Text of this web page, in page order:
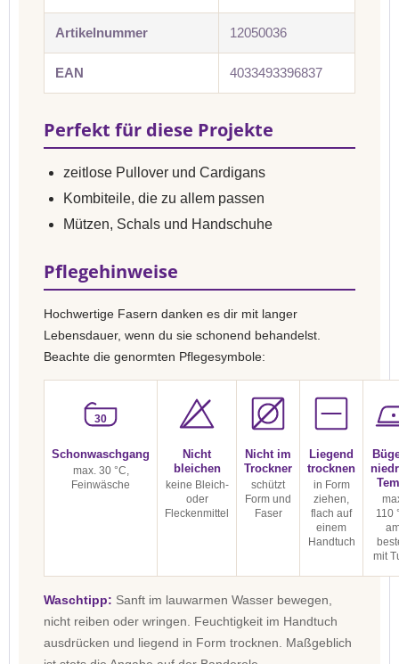
Artikelnummer 12050036
EAN 4033493396837
Perfekt für diese Projekte
zeitlose Pullover und Cardigans
Kombiteile, die zu allem passen
Mützen, Schals und Handschuhe
Pflegehinweise
Hochwertige Fasern danken es dir mit langer
Lebensdauer, wenn du sie schonend behandelst.
Beachte die genormten Pflegesymbole:
30
Schonwaschgang
max. 30 °C,
Feinwäsche
Nicht
bleichen
keine Bleich-
oder
Fleckenmittel
Nicht im
Trockner
schützt
Form und
Faser
Liegend
trocknen
in Form
ziehen,
flach auf
einem
Handtuch
110
mit
Waschtipp: Sanft im lauwarmen Wasser bewegen,
nicht reiben oder wringen. Feuchtigkeit im Handtuch
ausdrücken und liegend in Form trocknen. Maßgeblich